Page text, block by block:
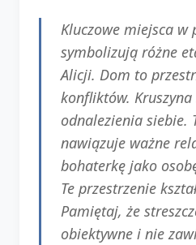
Kluczowe miejsca w
symbolizują różne
Alicji. Dom to
konfliktów.
odnalezienia siebie.
nawiązuje ważne
bohaterkę jako
Te przestrzenie
Pamiętaj, że
obiektywne i nie